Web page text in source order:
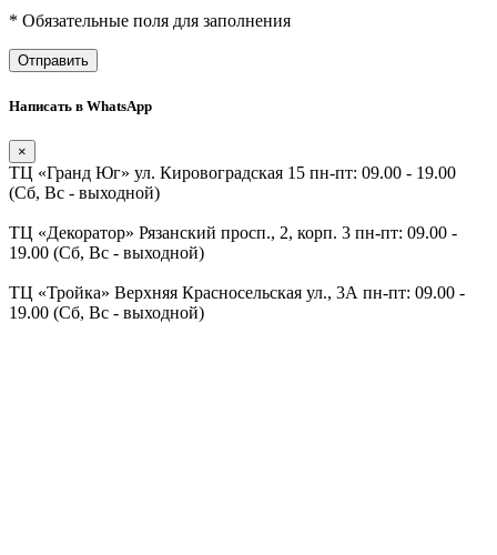
* Обязательные поля для заполнения
Отправить
Написать в WhatsApp
×
ТЦ «Гранд Юг» ул. Кировоградская 15 пн-пт: 09.00 - 19.00
(Сб, Вс - выходной)
ТЦ «Декоратор» Рязанский просп., 2, корп. 3 пн-пт: 09.00 -
19.00 (Сб, Вс - выходной)
ТЦ «Тройка» Верхняя Красносельская ул., 3А пн-пт: 09.00 -
19.00 (Сб, Вс - выходной)